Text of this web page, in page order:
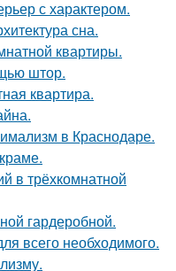
с характером.
сна.
квартиры.
штор.
квартира.
в Краснодаре.
в трёхкомнатной
гардеробной.
всего необходимого.